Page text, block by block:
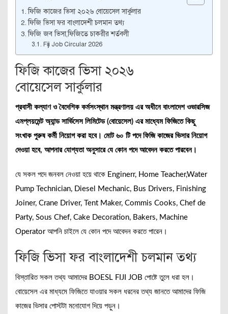
ফিজি কাজের ভিসা ২০২৬ বোয়েসেল সার্কুলার
ফিজি ভিসা ফর বাংলাদেশী চলমান তথ্য
ফিজি জব ভিসা,ফিজিতে চাকরীর শর্তবলী
Fiji Job Circular 2026
ফিজি কাজের ভিসা ২০২৬
বোয়েসেল সার্কুলার
প্রবাসী কল্যাণ ও বৈদেশিক কর্মসংস্থান মন্ত্রণালয় এর অধীনে বাংলাদেশ ওভারসিজ
এমপ্লয়মেন্ট অ্যান্ড সার্ভিসেস লিমিটেড (বোয়েসেল) এর মাধ্যেম ফিজিতে কিছু
সংখাক পুরুষ কর্মী নিয়োগ করা হবে। মোট ৬০ টি পদে ফিজি কাজের ভিসার নিয়োগ
দেওয়া হবে, আপনার যোগ্যতা অনুসারে যে কোন পদে আবেদন করতে পারবেন।
যে সকল পদে জনবল নেওয়া হয়ে থাকে Enginerr, Home Teacher,Water
Pump Technician, Diesel Mechanic, Bus Drivers, Finishing
Joiner, Crane Driver, Tent Maker, Commis Cooks, Chef de
Party, Sous Chef, Cake Decoration, Bakers, Machine
Operator আপনি চাইলে যে কোন পদে আবেদন করতে পারেন।
ফিজি ভিসা ফর বাংলাদেশী চলমান তথ্য
বিস্তারিত সকল তথ্য আমাদের BOESL FIJI JOB পোষ্টে তুলে ধরা হল।
বোয়েসেল এর মাধ্যমে ফিজিতে যাওয়ার সকল ধরনের তথ্য জানতে আমাদের ফিজি
কাজের ভিসার পোস্টটা মনোযোগ দিয়ে পড়ুন।